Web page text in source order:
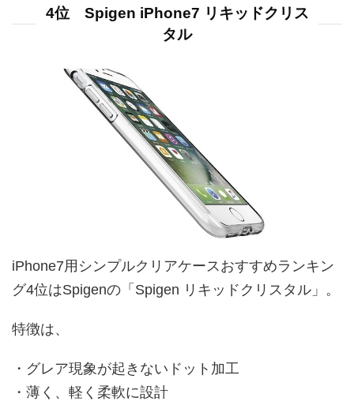
4位 Spigen iPhone7 リキッドクリス
タル
iPhone7用シンプルクリアケースおすすめランキン
グ4位はSpigenの「Spigen リキッドクリスタル」。
特徴は、
・グレア現象が起きないドット加工
・薄く、軽く柔軟に設計